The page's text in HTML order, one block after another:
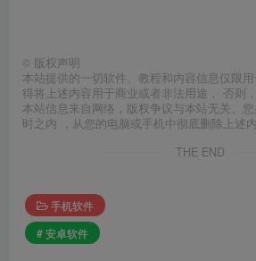
© 版权声明
本站提供的一切软件、教程和内容信息仅限
得将上述内容用于商业或者非法用途， 否则
本站信息来自网络，版权争议与本站无关。
时之内 ，从您的电脑或手机中彻底删除上述内
THE END
手机软件
# 安卓软件